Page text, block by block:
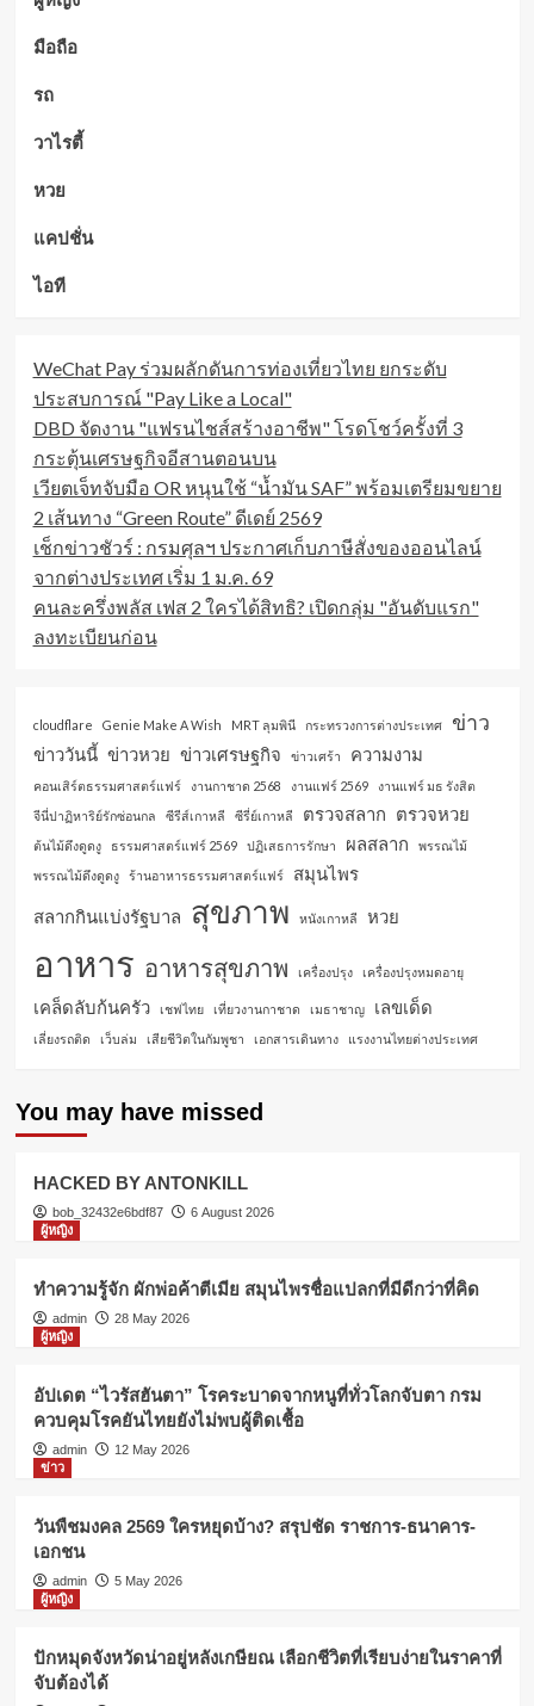
มือถือ
รถ
วาไรตี้
หวย
แคปชั่น
ไอที
WeChat Pay ร่วมผลักดันการท่องเที่ยวไทย ยกระดับ
ประสบการณ์ "Pay Like a Local"
DBD จัดงาน "แฟรนไชส์สร้างอาชีพ" โรดโชว์ครั้งที่ 3
กระตุ้นเศรษฐกิจอีสานตอนบน
เวียตเจ็ทจับมือ OR หนุนใช้ “น้ำมัน SAF” พร้อมเตรียมขยาย
2 เส้นทาง “Green Route” ดีเดย์ 2569
เช็กข่าวชัวร์ : กรมศุลฯ ประกาศเก็บภาษีสั่งของออนไลน์
จากต่างประเทศ เริ่ม 1 ม.ค. 69
คนละครึ่งพลัส เฟส 2 ใครได้สิทธิ? เปิดกลุ่ม "อันดับแรก"
ลงทะเบียนก่อน
cloudflare Genie Make A Wish MRT ลุมพินี กระทรวงการต่างประเทศ ข่าว
ข่าววันนี้ ข่าวหวย ข่าวเศรษฐกิจ ข่าวเศร้า ความงาม
คอนเสิร์ตธรรมศาสตร์แฟร์ งานกาชาด 2568 งานแฟร์ 2569
งานแฟร์ มธ รังสิต
จีนี่ปาฏิหาริย์รักซ่อนกล
ซีรีส์เกาหลี ซีรี่ย์เกาหลี ตรวจสลาก ตรวจหวย
ต้นไม้ดึงดูดงู ธรรมศาสตร์แฟร์ 2569 ปฏิเสธการรักษา ผลสลาก
พรรณไม้
พรรณไม้ดึงดูดงู
ร้านอาหารธรรมศาสตร์แฟร์
สมุนไพร
สลากกินแบ่งรัฐบาล สุขภาพ หนังเกาหลี หวย
อาหาร อาหารสุขภาพ เครื่องปรุง เครื่องปรุงหมดอายุ
เคล็ดลับก้นครัว เชฟไทย เที่ยวงานกาชาด เมธาชาญ เลขเด็ด
เลี่ยงรถติด เว็บล่ม เสียชีวิตในกัมพูชา เอกสารเดินทาง แรงงานไทยต่างประเทศ
You may have missed
HACKED BY ANTONKILL
bob_32432e6bdf87
6 August 2026
ผู้หญิง
ทำความรู้จัก ผักพ่อค้าตีเมีย สมุนไพรชื่อแปลกที่มีดีกว่าที่คิด
admin
28 May 2026
ผู้หญิง
อัปเดต “ไวรัสฮันตา” โรคระบาดจากหนูที่ทั่วโลกจับตา กรม
ควบคุมโรคยันไทยยังไม่พบผู้ติดเชื้อ
admin
12 May 2026
ข่าว
วันพืชมงคล 2569 ใครหยุดบ้าง? สรุปชัด ราชการ-ธนาคาร-
เอกชน
admin
5 May 2026
ผู้หญิง
ปักหมุดจังหวัดน่าอยู่หลังเกษียณ เลือกชีวิตที่เรียบง่ายในราคาที่
จับต้องได้